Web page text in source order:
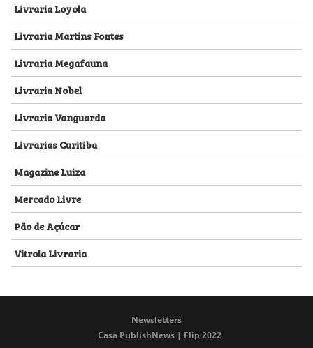
Livraria Loyola
Livraria Martins Fontes
Livraria Megafauna
Livraria Nobel
Livraria Vanguarda
Livrarias Curitiba
Magazine Luiza
Mercado Livre
Pão de Açúcar
Vitrola Livraria
Newsletters
Casa PublishNews | Flip 2022